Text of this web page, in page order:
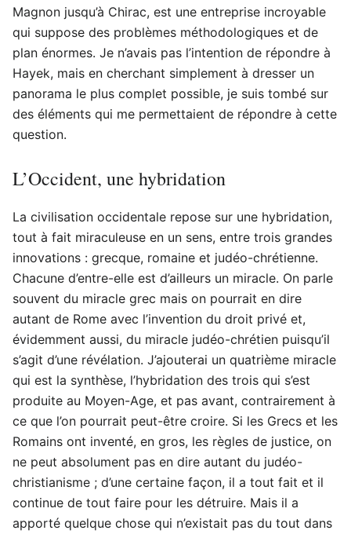
Magnon jusqu’à Chirac, est une entreprise incroyable
qui suppose des problèmes méthodologiques et de
plan énormes. Je n’avais pas l’intention de répondre à
Hayek, mais en cherchant simplement à dresser un
panorama le plus complet possible, je suis tombé sur
des éléments qui me permettaient de répondre à cette
question.
L’Occident, une hybridation
La civilisation occidentale repose sur une hybridation,
tout à fait miraculeuse en un sens, entre trois grandes
innovations : grecque, romaine et judéo-chrétienne.
Chacune d’entre-elle est d’ailleurs un miracle. On parle
souvent du miracle grec mais on pourrait en dire
autant de Rome avec l’invention du droit privé et,
évidemment aussi, du miracle judéo-chrétien puisqu’il
s’agit d’une révélation. J’ajouterai un quatrième miracle
qui est la synthèse, l’hybridation des trois qui s’est
produite au Moyen-Age, et pas avant, contrairement à
ce que l’on pourrait peut-être croire. Si les Grecs et les
Romains ont inventé, en gros, les règles de justice, on
ne peut absolument pas en dire autant du judéo-
christianisme ; d’une certaine façon, il a tout fait et il
continue de tout faire pour les détruire. Mais il a
apporté quelque chose qui n’existait pas du tout dans